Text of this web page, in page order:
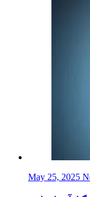
May 25, 2025